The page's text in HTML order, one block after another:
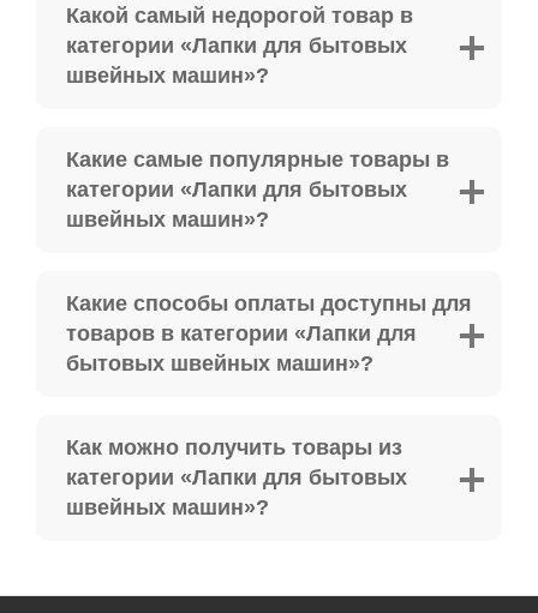
Какой самый недорогой товар в
категории «Лапки для бытовых
швейных машин»?
Какие самые популярные товары в
категории «Лапки для бытовых
швейных машин»?
Какие способы оплаты доступны для
товаров в категории «Лапки для
бытовых швейных машин»?
Как можно получить товары из
категории «Лапки для бытовых
швейных машин»?